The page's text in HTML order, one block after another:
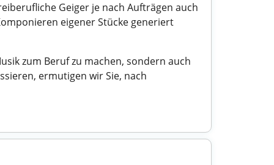
Geiger je nach Aufträgen auch
eigener Stücke generiert
zum Beruf zu machen, sondern auch
ermutigen wir Sie, nach